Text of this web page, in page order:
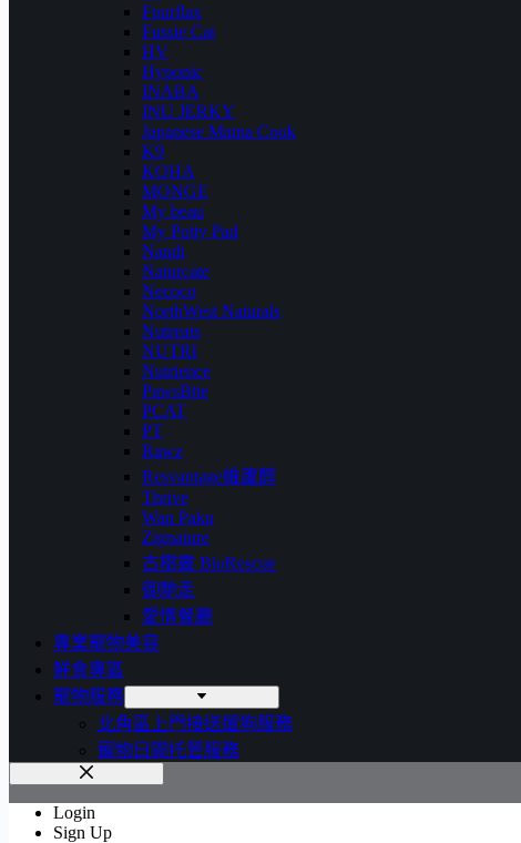
Fourflax
Fussie Cat
HV
Hyponic
INABA
INU JERKY
Japanese Mama Cook
K9
KOHA
MONGE
My beau
My Potty Pad
Nandi
Naturcate
Necoco
NorthWest Naturals
Nutreats
NUTRI
Nutrience
PawsBite
PCAT
PT
Rawz
Resvantage維蘆醇
Thrive
Wan Paku
Zignature
古樹靈 BioRescue
御馳走
愛情餐廳
專業寵物美容
鮮食專區
寵物服務
北角區上門接送遛狗服務
寵物日間托管服務
Login
Sign Up